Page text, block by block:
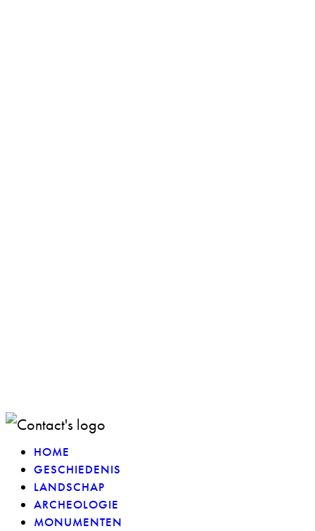
HOME
GESCHIEDENIS
LANDSCHAP
ARCHEOLOGIE
MONUMENTEN